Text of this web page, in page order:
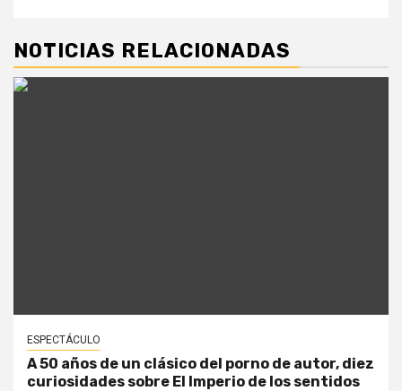
NOTICIAS RELACIONADAS
ESPECTÁCULO
A 50 años de un clásico del porno de autor, diez
curiosidades sobre El Imperio de los sentidos